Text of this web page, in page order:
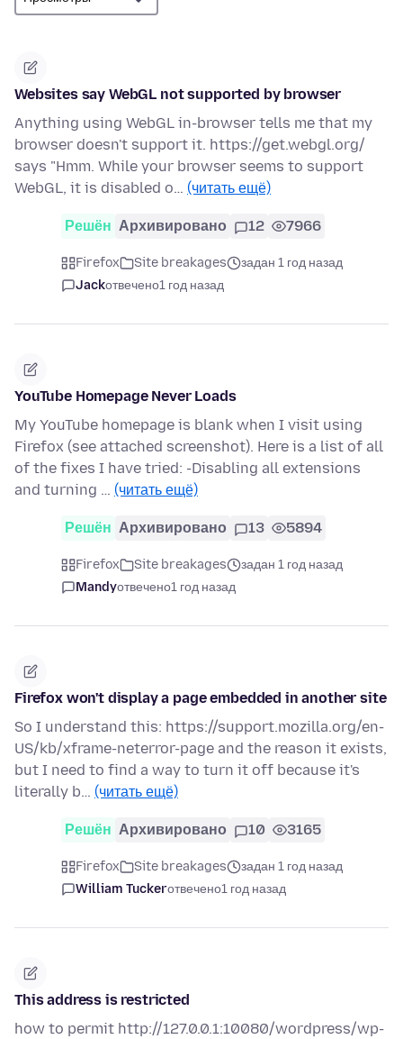
Websites say WebGL not supported by browser
Anything using WebGL in-browser tells me that my
browser doesn't support it. https://get.webgl.org/
says "Hmm. While your browser seems to support
WebGL, it is disabled o… (читать ещё)
Решён Архивировано 12 7966
Firefox Site breakages
задан 1 год назад
Jackотвечено1 год назад
YouTube Homepage Never Loads
My YouTube homepage is blank when I visit using
Firefox (see attached screenshot). Here is a list of all
of the fixes I have tried: -Disabling all extensions
and turning … (читать ещё)
Решён Архивировано 13 5894
Firefox Site breakages
задан 1 год назад
Mandyотвечено1 год назад
Firefox won't display a page embedded in another site
So I understand this: https://support.mozilla.org/en-
US/kb/xframe-neterror-page and the reason it exists,
but I need to find a way to turn it off because it's
literally b… (читать ещё)
Решён Архивировано 10 3165
Firefox Site breakages
задан 1 год назад
William Tuckerотвечено1 год назад
This address is restricted
how to permit http://127.0.0.1:10080/wordpress/wp-